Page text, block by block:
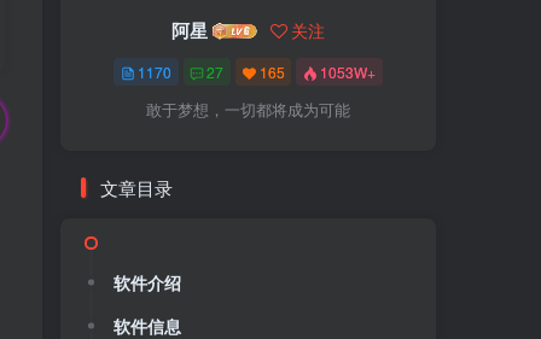
阿星 关注
1170 27 165 1053W+
敢于梦想，一切都将成为可能
文章目录
软件介绍
软件信息